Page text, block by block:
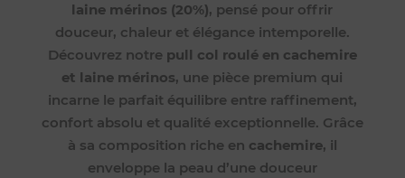
laine mérinos (20%), pensé pour offrir
douceur, chaleur et élégance intemporelle.
Découvrez notre pull col roulé en cachemire
et laine mérinos, une pièce premium qui
incarne le parfait équilibre entre raffinement,
confort absolu et qualité exceptionnelle. Grâce
à sa composition riche en cachemire, il
enveloppe la peau d’une douceur